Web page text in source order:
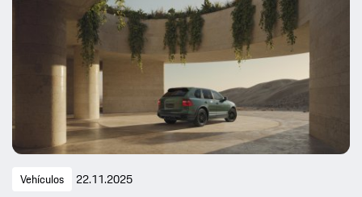
Vehículos 22.11.2025